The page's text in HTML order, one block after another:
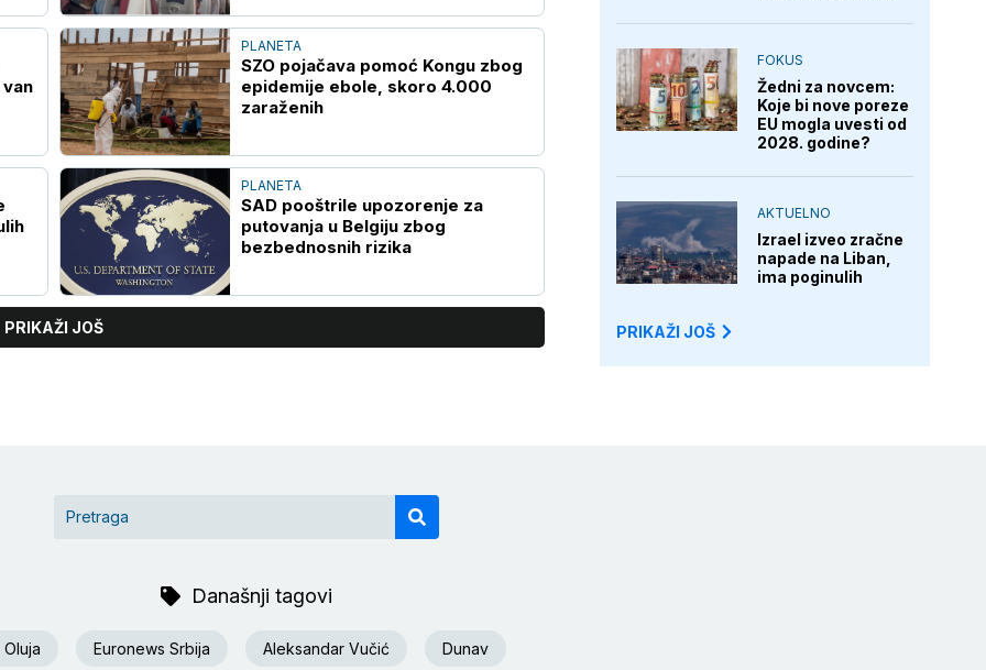
PLANETA
SZO pojačava pomoć Kongu zbog
epidemije ebole, skoro 4.000
zaraženih
PLANETA
SAD pooštrile upozorenje za
putovanja u Belgiju zbog
bezbednosnih rizika
PRIKAŽI JOŠ
FOKUS
Žedni za novcem:
Koje bi nove poreze
EU mogla uvesti od
2028. godine?
AKTUELNO
Izrael izveo zračne
napade na Liban,
ima poginulih
PRIKAŽI JOŠ
Današnji tagovi
Oluja Euronews Srbija Aleksandar Vučić Dunav